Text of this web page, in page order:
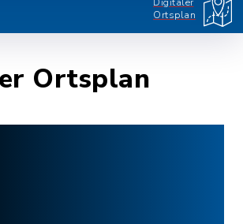
Ortsplan
Ortsplan